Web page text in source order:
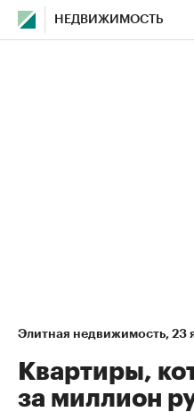
НЕДВИЖИМОСТЬ
Элитная недвижимость⁠, 23
Квартиры,
за миллион